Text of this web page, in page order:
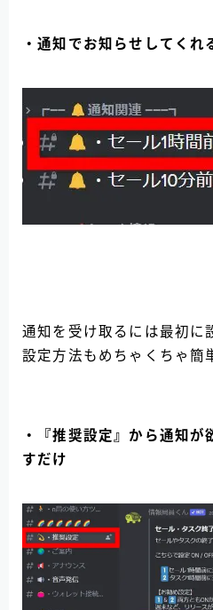
・通知でお知らせしてくれ
通知を受け取るには最初に
設定方法もめちゃくちゃ簡
・『推奨設定』から通知が
すだけ